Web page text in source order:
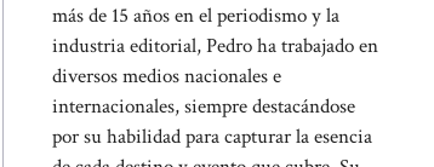
más de 15 años en el periodismo y la
industria editorial, Pedro ha trabajado en
diversos medios nacionales e
internacionales, siempre destacándose
por su habilidad para capturar la esencia